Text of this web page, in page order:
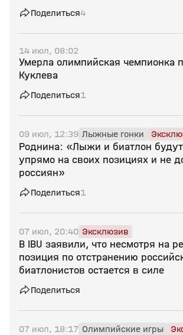
Поделиться4
14 июл, 08:02
Умерла олимпийская чемпионка
Куклева
Поделиться1
09 июл, 12:39 Лыжные гонки
Роднина: «Лыжи и биатлон будут
упрямо на своих позициях и не
россиян»
Поделиться1
07 июл, 20:40 Эксклюзив
В IBU заявили, что несмотря на
позиция по отстранению
биатлонистов остается в силе
Поделиться
07 июл, 18:17 Олимпийские игры